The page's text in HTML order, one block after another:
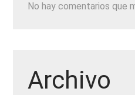
No hay comentarios que
Archivo